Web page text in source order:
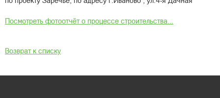
Посмотреть фотоотчёт о процессе строительства...
Возврат к списку